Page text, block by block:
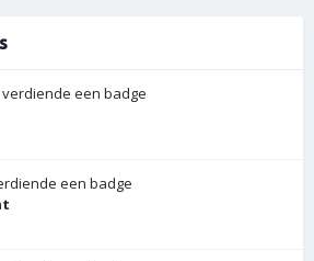
verdiende een badge
een badge